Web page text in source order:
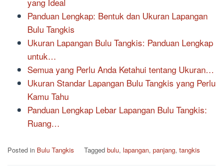
Panduan Lengkap: Bentuk dan Ukuran Lapangan
Bulu Tangkis
Ukuran Lapangan Bulu Tangkis: Panduan Lengkap
untuk…
Semua yang Perlu Anda Ketahui tentang Ukuran…
Ukuran Standar Lapangan Bulu Tangkis yang Perlu
Kamu Tahu
Panduan Lengkap Lebar Lapangan Bulu Tangkis:
Ruang…
Posted in Bulu Tangkis Tagged bulu, lapangan, panjang, tangkis